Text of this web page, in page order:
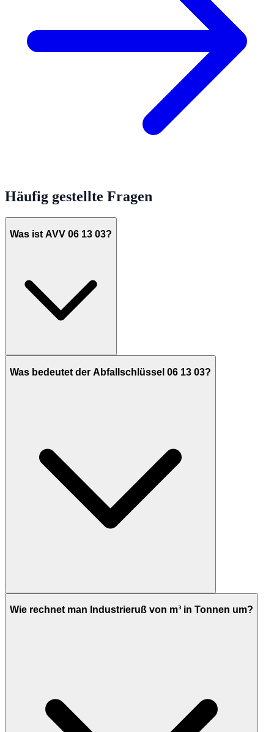
Häufig gestellte Fragen
Was ist AVV 06 13 03?
Was bedeutet der Abfallschlüssel 06 13 03?
Wie rechnet man Industrieruß von m³ in Tonnen um?